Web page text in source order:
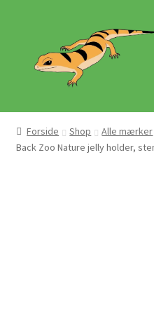
navigation
indhold
Hjem
Butik
Forside Shop Alle mærker
Back Zoo Nature jelly holder,